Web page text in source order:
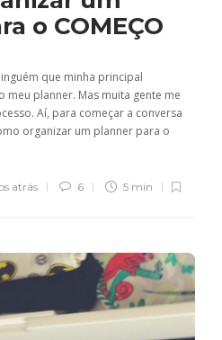
o COMEÇO
que minha principal
planner. Mas muita gente me
Aí, para começar a conversa
organizar um planner para o
atrás 6 5 min